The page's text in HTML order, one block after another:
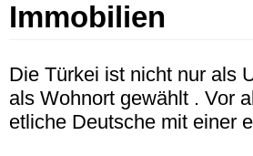
Immobilien
Die Türkei ist nicht nur als
als Wohnort gewählt . Vor
etliche Deutsche mit einer